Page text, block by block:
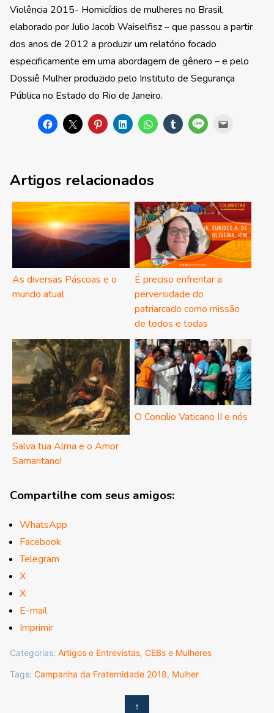
Violência 2015- Homicídios de mulheres no Brasil,
elaborado por Julio Jacob Waiselfisz – que passou a partir
dos anos de 2012 a produzir um relatório focado
especificamente em uma abordagem de gênero – e pelo
Dossiê Mulher produzido pelo Instituto de Segurança
Pública no Estado do Rio de Janeiro.
Artigos relacionados
As diversas Páscoas e o
mundo atual
É preciso enfrentar a
perversidade do
patriarcado como missão
de todos e todas
Salva tua Alma e o Amor
Samaritano!
O Concílio Vaticano II e nós
Compartilhe com seus amigos:
WhatsApp
Facebook
Telegram
X
X
E-mail
Imprimir
Categorias: Artigos e Entrevistas, CEBs e Mulheres
Tags: Campanha da Fraternidade 2018, Mulher
↑